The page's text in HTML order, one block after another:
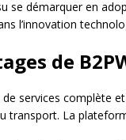
se démarquer en
l’innovation
de
services complète
transport. La